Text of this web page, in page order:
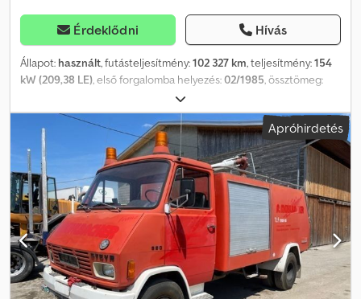
Érdeklődni Hívás
Állapot: használt, futásteljesítmény:102 327 km, teljesítmény:154
kW (209,38 LE), első forgalomba helyezés:02/1985, össztömeg:
2 tengely
mechanikai, * Steyr L35 4x4 összkerékmeghajtású * Tűzoltóautó *
Alvázszám: 7916951787 * Motor típusa: 612905143 * Teljesítmény:
154 kW * Hengerűrtartalom: 6595 ccm * 6 hengeres, négyütemű
motor Cedpsm Ann Sjfx Aa Doha * Saját tömeg: 8400 kg *
Össztömeg: 14000 kg * Tengelytáv: 3535 mm * Jármű hossza: 7400
mm * Jármű szélessége: 2500 mm * Jármű magassága: 3150 mm *
Gumiabroncsok: 10 R 22,5 * Áfa-mentes * Minden adat a legjobb
tudásunk szerint, de a pontosságért felelősséget nem vállalunk.
Tel./WhatsApp:
Apróhirdetés